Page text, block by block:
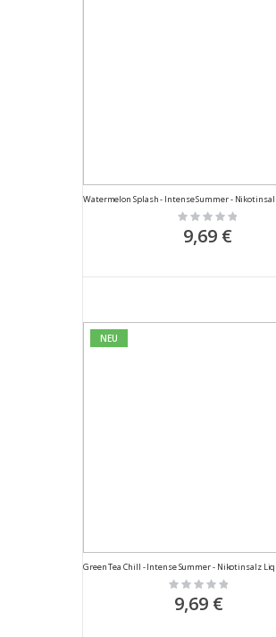
Watermelon Splash - Intense Summer -
Rating:
0%
9,69 €
NEU
Green Tea Chill - Intense Summer - Nikotinsalz
Rating:
0%
9,69 €